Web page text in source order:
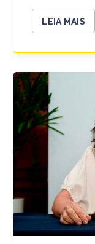
LEIA MAIS